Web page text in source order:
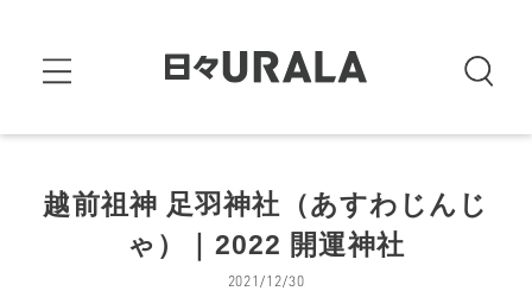
越前祖神 足羽神社（あすわじんじ
ゃ）｜2022 開運神社
2021/12/30